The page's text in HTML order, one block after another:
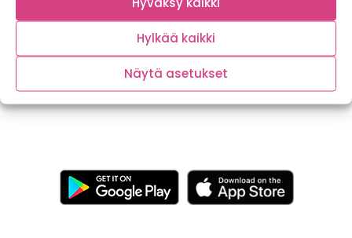
Hylkää kaikki
Näytä asetukset
laskiaispullat
Tänä talvena pullat mehevöitetään porkkanalla! Sievän
oranssin sävyiset porkkanapullat täytetään
kermavaahdolla ja porkkana-passionhillolla...